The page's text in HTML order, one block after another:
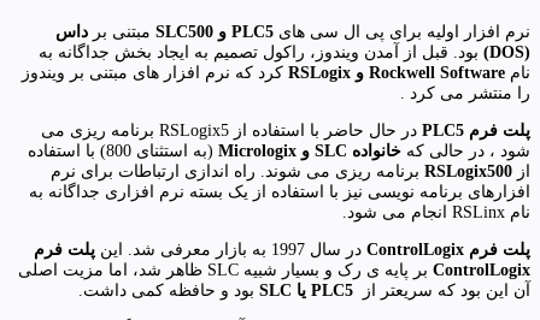
نرم افزار اولیه برای پی ال سی های PLC5 و SLC500 مبتنی بر داس
(DOS)
بود. قبل از آمدن ویندوز، راکول تصمیم به ایجاد بخش جداگانه به
نام
کرد که نرم افزار های مبتنی بر ویندوز
را منتشر می کرد .
پلت فرم PLC5
در حال حاضر با استفاده از RSLogix5 برنامه ریزی می
شود ، در حالی که خانواده SLC و Micrologix
(به استثنای 800) با استفاده
از
برنامه ریزی می شوند. راه اندازی ارتباطات برای نرم
افزارهای برنامه نویسی نیز با استفاده از یک بسته نرم افزاری جداگانه به
نام RSLinx انجام می شود.
پلت فرم ControlLogix در سال 1997 به بازار معرفی شد. این
پلت فرم
ControlLogix
بر پایه ی رک و بسیار شبیه SLC ظاهر شد، اما مزیت اصلی
آن این بود که سریعتر از PLC5 یا SLC بود و حافظه کمی داشت.